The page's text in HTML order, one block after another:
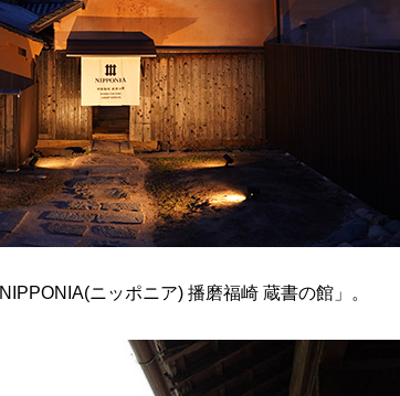
NIPPONIA(ニッポニア) 播磨福崎 蔵書の館」。